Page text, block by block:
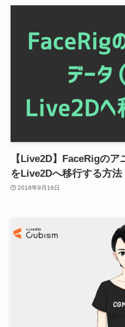
【Live2D】FaceRigのア
をLive2Dへ移行する方法
2018年9月16日